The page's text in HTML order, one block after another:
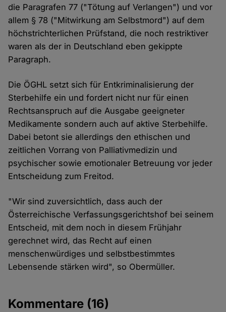
die Paragrafen 77 ("Tötung auf Verlangen") und vor
allem § 78 ("Mitwirkung am Selbstmord") auf dem
höchstrichterlichen Prüfstand, die noch restriktiver
waren als der in Deutschland eben gekippte
Paragraph.
Die ÖGHL setzt sich für Entkriminalisierung der
Sterbehilfe ein und fordert nicht nur für einen
Rechtsanspruch auf die Ausgabe geeigneter
Medikamente sondern auch auf aktive Sterbehilfe.
Dabei betont sie allerdings den ethischen und
zeitlichen Vorrang von Palliativmedizin und
psychischer sowie emotionaler Betreuung vor jeder
Entscheidung zum Freitod.
"Wir sind zuversichtlich, dass auch der
Österreichische Verfassungsgerichtshof bei seinem
Entscheid, mit dem noch in diesem Frühjahr
gerechnet wird, das Recht auf einen
menschenwürdiges und selbstbestimmtes
Lebensende stärken wird", so Obermüller.
Kommentare (16)